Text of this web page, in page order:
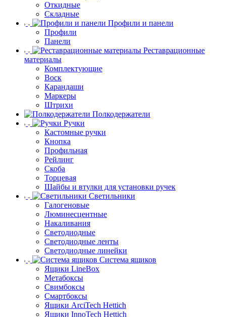
Откидные
Складные
Профили и панели
Профили
Панели
Реставрационные
материалы
Комплектующие
Воск
Карандаши
Маркеры
Штрихи
Полкодержатели
Ручки
Кастомные ручки
Кнопка
Профильная
Рейлинг
Скоба
Торцевая
Шайбы и втулки для установки ручек
Светильники
Галогеновые
Люминесцентные
Накаливания
Светодиодные
Светодиодные ленты
Светодиодные линейки
Система ящиков
Ящики LineBox
Метабоксы
Свимбоксы
Смартбоксы
Ящики ArciTech Hettich
Ящики InnoTech Hettich